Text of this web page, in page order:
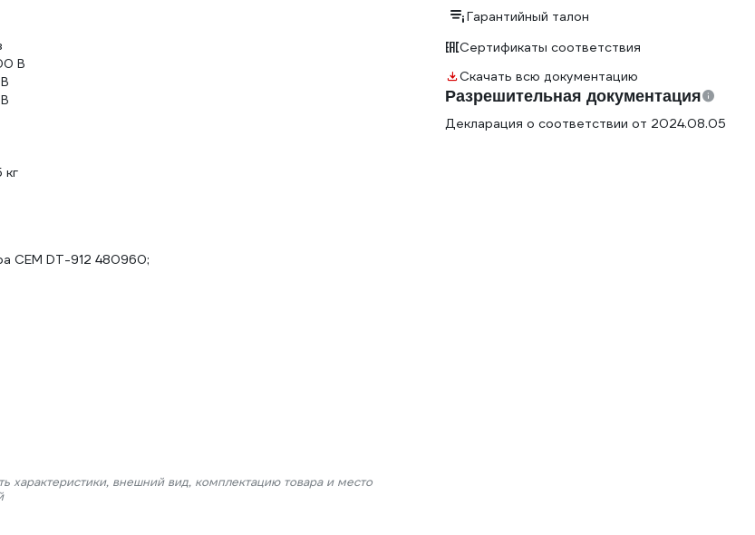
В
кг
СЕМ DT-912 480960;
характеристики, внешний вид, комплектацию товара и место
Гарантийный талон
Сертификаты соответствия
Скачать всю документацию
Разрешительная документация
Декларация о соответствии от 2024.08.05